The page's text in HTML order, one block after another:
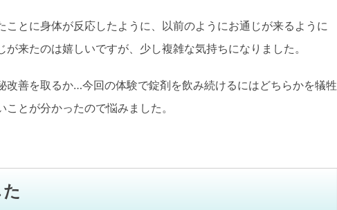
ことに身体が反応したように、以前のようにお通じが来るように
が来たのは嬉しいですが、少し複雑な気持ちになりました。
改善を取るか…今回の体験で錠剤を飲み続けるにはどちらかを犠牲
とが分かったので悩みました。